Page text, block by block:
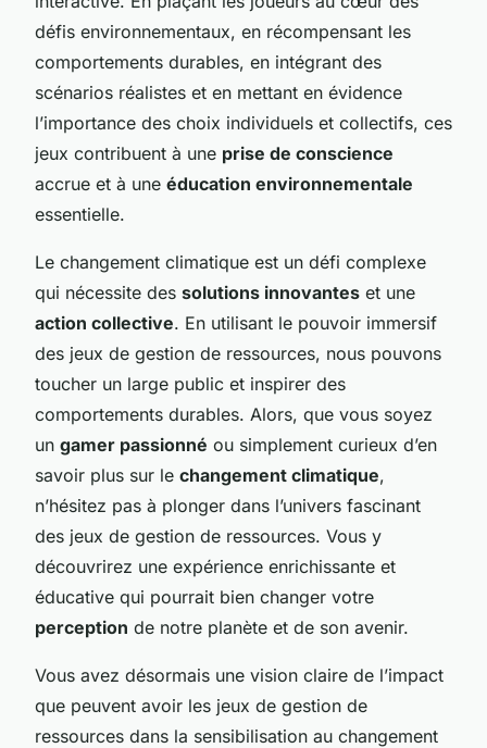
défis environnementaux, en récompensant les
comportements durables, en intégrant des
scénarios réalistes et en mettant en évidence
l’importance des choix individuels et collectifs, ces
jeux contribuent à une prise de conscience
accrue et à une éducation environnementale
essentielle.
Le changement climatique est un défi complexe
qui nécessite des solutions innovantes et une
action collective. En utilisant le pouvoir immersif
des jeux de gestion de ressources, nous pouvons
toucher un large public et inspirer des
comportements durables. Alors, que vous soyez
un gamer passionné ou simplement curieux d’en
savoir plus sur le changement climatique,
n’hésitez pas à plonger dans l’univers fascinant
des jeux de gestion de ressources. Vous y
découvrirez une expérience enrichissante et
éducative qui pourrait bien changer votre
perception de notre planète et de son avenir.
Vous avez désormais une vision claire de l’impact
que peuvent avoir les jeux de gestion de
ressources dans la sensibilisation au changement